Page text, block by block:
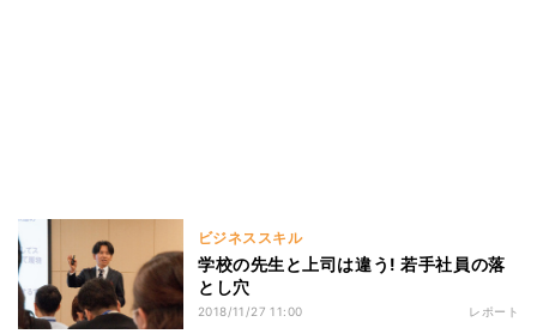
ビジネススキル
学校の先生と上司は違う! 若手社員の落
とし穴
2018/11/27 11:00 レポート